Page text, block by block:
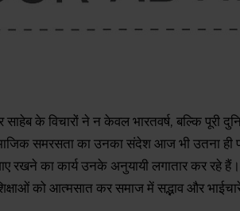
के विचारों ने न केवल भारतवर्ष, बल्कि पूरी
समरसता का उनका संदेश आज भी उतना ही
रखने का कार्य उनके अनुयायी लगातार कर रहे
को आत्मसात कर समाज में सद्भाव और